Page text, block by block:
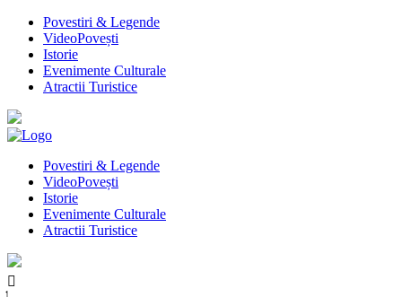
Povestiri & Legende
VideoPovești
Istorie
Evenimente Culturale
Atractii Turistice
Povestiri & Legende
VideoPovești
Istorie
Evenimente Culturale
Atractii Turistice